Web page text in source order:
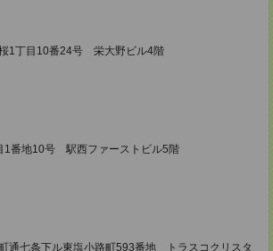
1丁目10番24号 栄大野ビル4階
1番地10号 駅西ファーストビル5階
通七条下ル東塩小路町593番地 トラスコクリスタ